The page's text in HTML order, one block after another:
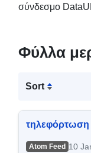
σύνδεσμο
Φύλλα
Sort
τηλεφόρτωση
Atom Feed 10